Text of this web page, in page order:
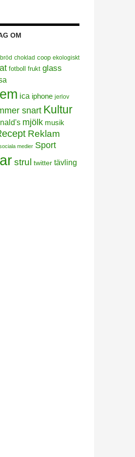
OM
bröd choklad coop ekologiskt
fotboll frukt glass
ica iphone jerlov
snart Kultur
mjölk musik
Reklam
medier Sport
strul twitter tävling